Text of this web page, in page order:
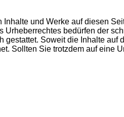
und Werke auf diesen
Urheberrechtes bedürfen der
gestattet. Soweit die Inhalte
Sollten Sie trotzdem auf eine